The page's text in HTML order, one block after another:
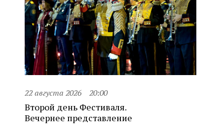
22 августа 2026 20:00
Второй день Фестиваля.
Вечернее представление